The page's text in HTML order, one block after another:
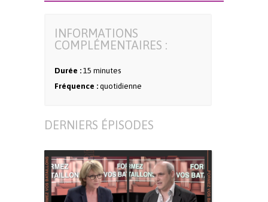
INFORMATIONS
COMPLÉMENTAIRES :
Durée : 15 minutes
Fréquence : quotidienne
DERNIERS ÉPISODES